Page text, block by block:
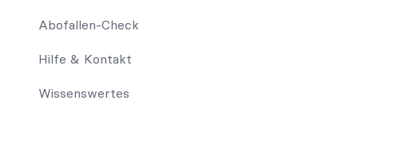
Abofallen-Check
Hilfe & Kontakt
Wissenswertes